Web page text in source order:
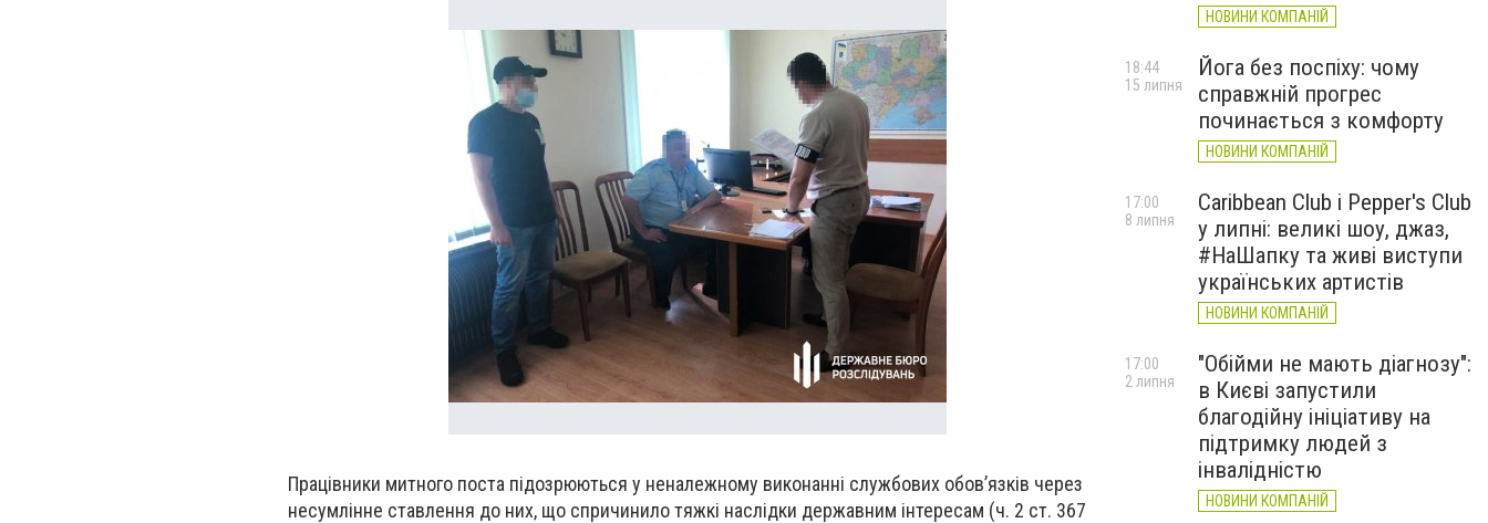
Працівники митного поста підозрюються у неналежному виконанні службових обов’язків через
несумлінне ставлення до них, що спричинило тяжкі наслідки державним інтересам (ч. 2 ст. 367
НОВИНИ КОМПАНІЙ
Йога без поспіху: чому
справжній прогрес
починається з комфорту
НОВИНИ КОМПАНІЙ
18:44
15 липня
Caribbean Club і Pepper's Club
у липні: великі шоу, джаз,
#НаШапку та живі виступи
українських артистів
НОВИНИ КОМПАНІЙ
17:00
8 липня
"Обійми не мають діагнозу":
в Києві запустили
благодійну ініціативу на
підтримку людей з
інвалідністю
НОВИНИ КОМПАНІЙ
17:00
2 липня